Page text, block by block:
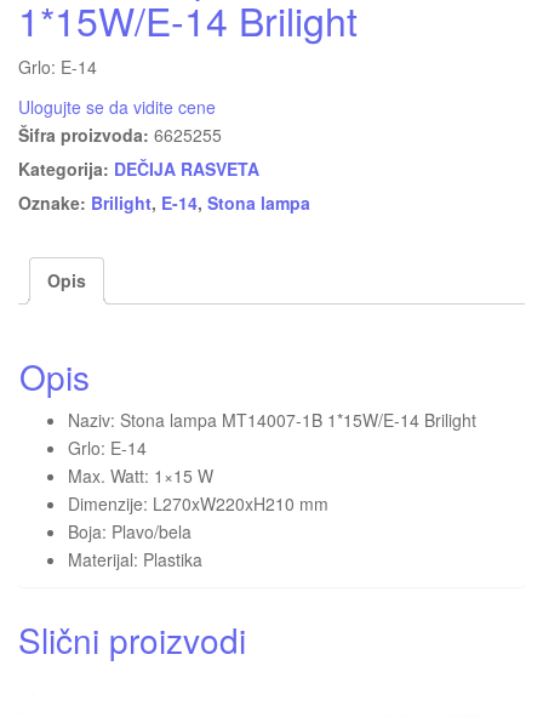
1*15W/E-14 Brilight
Grlo: E-14
Ulogujte se da vidite cene
Šifra proizvoda: 6625255
Kategorija: DEČIJA RASVETA
Oznake: Brilight, E-14, Stona lampa
Opis
Opis
Naziv: Stona lampa MT14007-1B 1*15W/E-14 Brilight
Grlo: E-14
Max. Watt: 1×15 W
Dimenzije: L270xW220xH210 mm
Boja: Plavo/bela
Materijal: Plastika
Slični proizvodi